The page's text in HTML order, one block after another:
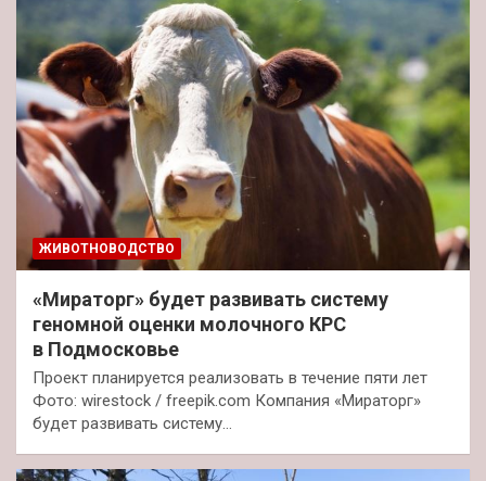
ЖИВОТНОВОДСТВО
«Мираторг» будет развивать систему
геномной оценки молочного КРС
в Подмосковье
Проект планируется реализовать в течение пяти лет
Фото: wirestock / freepik.com Компания «Мираторг»
будет развивать систему…